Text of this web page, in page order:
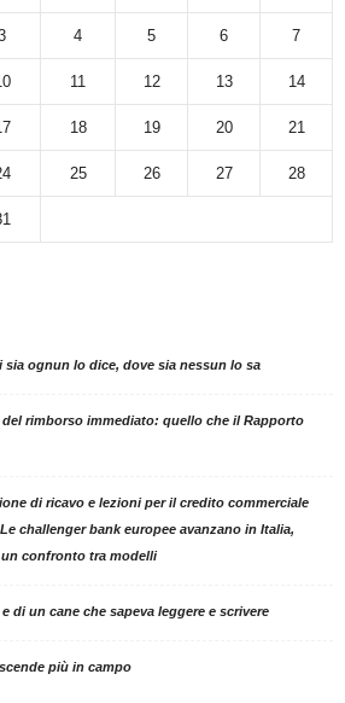
4 5 6 7
11 12 13 14
18 19 20 21
25 26 27 28
sia ognun lo dice, dove sia nessun lo sa
del rimborso immediato: quello che il Rapporto
di ricavo e lezioni per il credito commerciale
Le challenger bank europee avanzano in Italia,
confronto tra modelli
di un cane che sapeva leggere e scrivere
più in campo